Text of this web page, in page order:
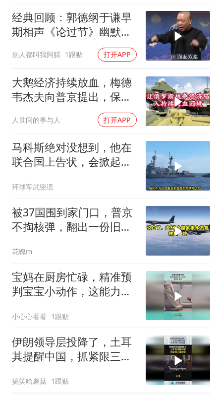
经典回顾：郭德纲于谦早
期相声《论过节》幽默风
别人都叫我阿腈 1跟贴 打开APP
大鹅经济持续放血，梅德
韦杰夫向普京提出，保住
人世间的事与人 打开APP
马科斯绝对没想到，他在
联合国上告状，会掀起中
环球军武密语
被37国围到家门口，普京
不掏核弹，翻出一份旧合
花魄m
宝妈在厨房忙碌，精准预
判宝宝小动作，这能力满
小心心看看 1跟贴
伊朗领导层投降了，土耳
其提醒中国，抓紧限三国
搞笑哈蘑菇 1跟贴